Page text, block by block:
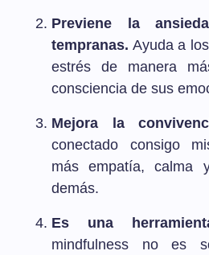
Previene la
tempranas. Ayuda a
estrés de manera
consciencia de sus
Mejora la
conectado consigo
más empatía, calma
demás.
Es una
mindfulness no es